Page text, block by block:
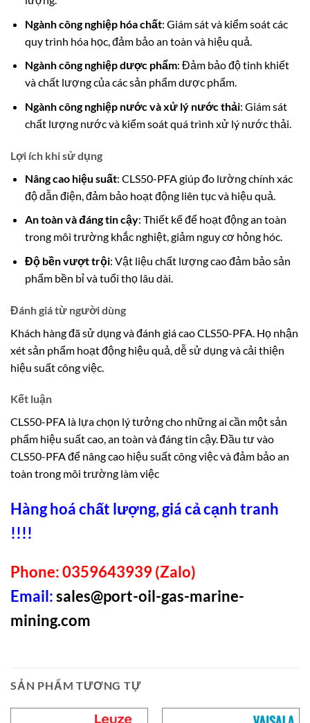
Ngành công nghiệp hóa chất: Giám sát và kiểm soát các
quy trình hóa học, đảm bảo an toàn và hiệu quả.
Ngành công nghiệp dược phẩm: Đảm bảo độ tinh khiết
và chất lượng của các sản phẩm dược phẩm.
Ngành công nghiệp nước và xử lý nước thải: Giám sát
chất lượng nước và kiểm soát quá trình xử lý nước thải.
Lợi ích khi sử dụng
Nâng cao hiệu suất: CLS50-PFA giúp đo lường chính xác
độ dẫn điện, đảm bảo hoạt động liên tục và hiệu quả.
An toàn và đáng tin cậy: Thiết kế để hoạt động an toàn
trong môi trường khắc nghiệt, giảm nguy cơ hỏng hóc.
Độ bền vượt trội: Vật liệu chất lượng cao đảm bảo sản
phẩm bền bỉ và tuổi thọ lâu dài.
Đánh giá từ người dùng
Khách hàng đã sử dụng và đánh giá cao CLS50-PFA. Họ nhận
xét sản phẩm hoạt động hiệu quả, dễ sử dụng và cải thiện
hiệu suất công việc.
Kết luận
CLS50-PFA là lựa chọn lý tưởng cho những ai cần một sản
phẩm hiệu suất cao, an toàn và đáng tin cậy. Đầu tư vào
CLS50-PFA để nâng cao hiệu suất công việc và đảm bảo an
toàn trong môi trường làm việc
Hàng hoá chất lượng, giá cả cạnh tranh
!!!!
Phone: 0359643939 (Zalo)
Email:sales@port-oil-gas-marine-
mining.com
SẢN PHẨM TƯƠNG TỰ